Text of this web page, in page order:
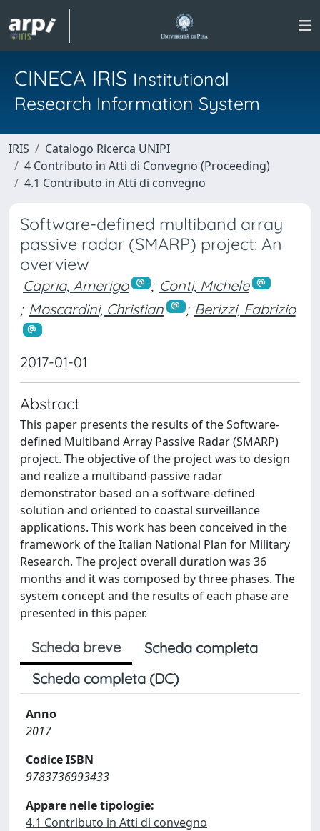
CINECA IRIS Institutional
Research Information System
IRIS
Catalogo Ricerca UNIPI
4 Contributo in Atti di Convegno (Proceeding)
4.1 Contributo in Atti di convegno
Software-defined multiband array
passive radar (SMARP) project: An
overview
Capria, Amerigo ; Conti, Michele
; Moscardini, Christian ; Berizzi, Fabrizio
2017-01-01
Abstract
This paper presents the results of the Software-
defined Multiband Array Passive Radar (SMARP)
project. The objective of the project was to design
and realize a multiband passive radar
demonstrator based on a software-defined
solution and oriented to coastal surveillance
applications. This work has been conceived in the
framework of the Italian National Plan for Military
Research. The project overall duration was 36
months and it was composed by three phases. The
system concept and the results of each phase are
presented in this paper.
Scheda breve
Scheda completa
Scheda completa (DC)
Anno
2017
Codice ISBN
9783736993433
Appare nelle tipologie:
4.1 Contributo in Atti di convegno